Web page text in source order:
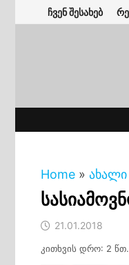
to
ჩვენ შესახებ
Home » ახალი
21.01.2018
კითხვის დრო: 2 წთ.